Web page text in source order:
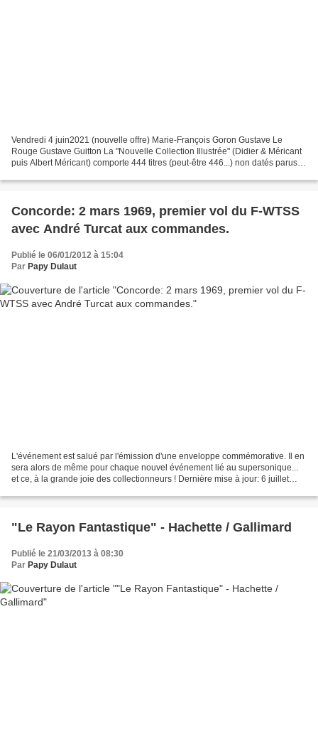
Vendredi 4 juin2021 (nouvelle offre) Marie-François Goron Gustave Le
Rouge Gustave Guitton La "Nouvelle Collection Illustrée" (Didier & Méricant
puis Albert Méricant) comporte 444 titres (peut-être 446...) non datés parus
Concorde: 2 mars 1969, premier vol du F-WTSS
avec André Turcat aux commandes.
Publié le 06/01/2012 à 15:04
Par Papy Dulaut
L'événement est salué par l'émission d'une enveloppe commémorative. Il en
sera alors de même pour chaque nouvel événement lié au supersonique...
et ce, à la grande joie des collectionneurs ! Dernière mise à jour: 6 juillet
"Le Rayon Fantastique" - Hachette / Gallimard
Publié le 21/03/2013 à 08:30
Par Papy Dulaut